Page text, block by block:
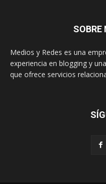
SOBRE
Medios y Redes es una
experiencia en blogging y
que ofrece servicios